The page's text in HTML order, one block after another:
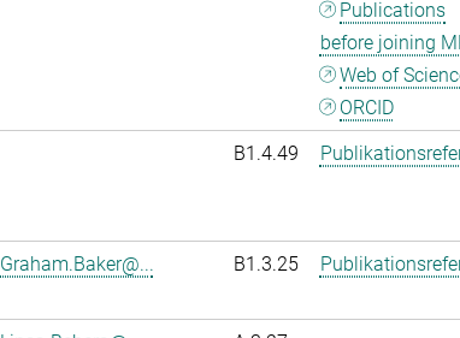
Publications
before joining
Web of
ORCID
B1.4.49
Graham.Baker@... B1.3.25